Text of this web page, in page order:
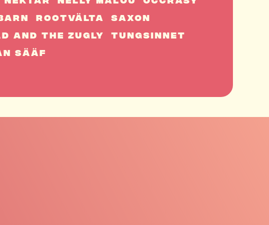
Rootvälta
Saxon
And The Zugly
Tungsinnet
Sääf